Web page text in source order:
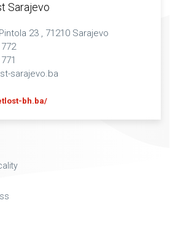
Sarajevo
23 , 71210 Sarajevo
sarajevo.ba
bh.ba/